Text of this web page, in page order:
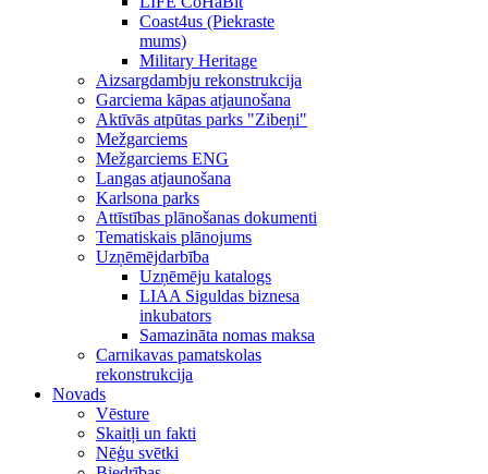
Coast4us (Piekraste
mums)
Military Heritage
Aizsargdambju rekonstrukcija
Garciema kāpas atjaunošana
Aktīvās atpūtas parks "Zibeņi"
Mežgarciems
Mežgarciems ENG
Langas atjaunošana
Karlsona parks
Attīstības plānošanas dokumenti
Tematiskais plānojums
Uzņēmējdarbība
Uzņēmēju katalogs
LIAA Siguldas biznesa
inkubators
Samazināta nomas maksa
Carnikavas pamatskolas
rekonstrukcija
Novads
Vēsture
Skaitļi un fakti
Nēģu svētki